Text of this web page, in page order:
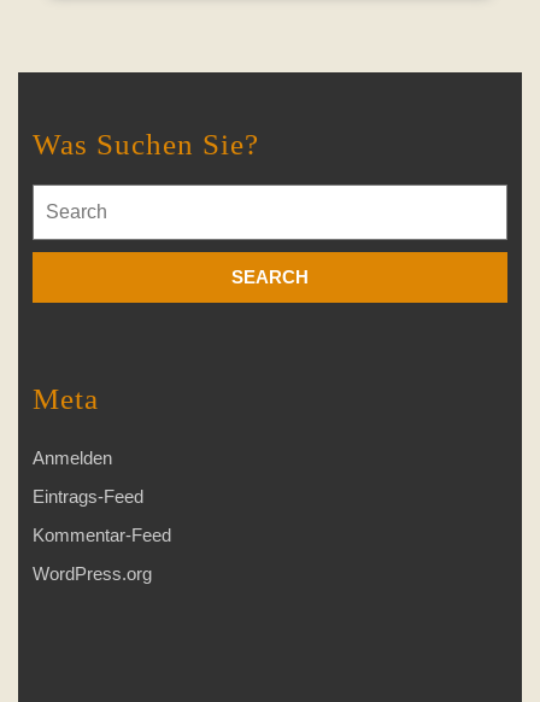
Was Suchen Sie?
for:
Meta
Anmelden
Eintrags-Feed
Kommentar-Feed
WordPress.org